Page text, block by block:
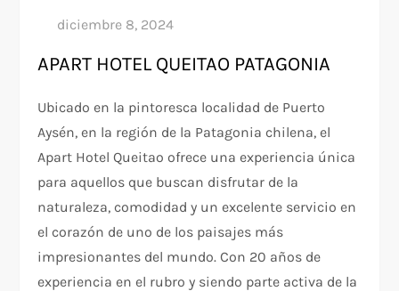
APART HOTEL QUEITAO PATAGONIA
Ubicado en la pintoresca localidad de Puerto
Aysén, en la región de la Patagonia chilena, el
Apart Hotel Queitao ofrece una experiencia única
para aquellos que buscan disfrutar de la
naturaleza, comodidad y un excelente servicio en
el corazón de uno de los paisajes más
impresionantes del mundo. Con 20 años de
experiencia en el rubro y siendo parte activa de la